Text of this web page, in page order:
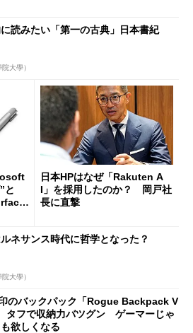
読みたい「第一の古典」日本書紀
大學）
と
日本HPはなぜ「Rakuten A
I」を採用したのか？ 岡戸社
長に直撃
ネサンス時代に哲学となった？
大學）
のバックパック「Rogue Backpack V
タフで収納力バツグン ゲーマーじゃ
欲しくなる